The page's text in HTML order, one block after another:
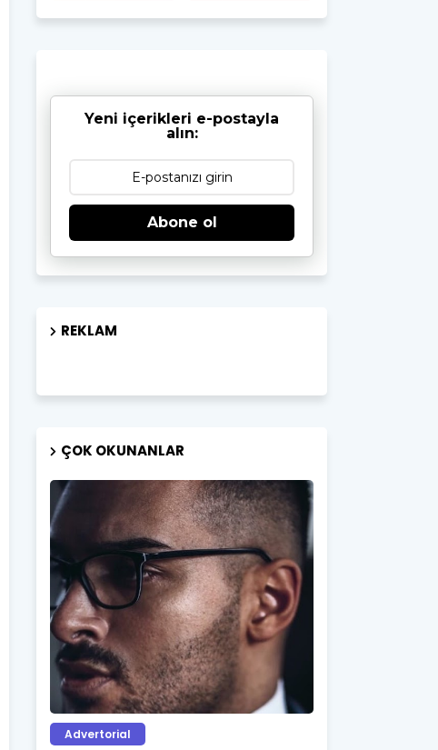
Yeni içerikleri e-postayla
alın:
Abone ol
REKLAM
ÇOK OKUNANLAR
Advertorial